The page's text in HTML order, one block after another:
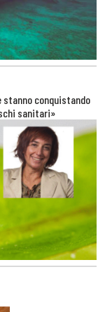
conquistando
sanitari»